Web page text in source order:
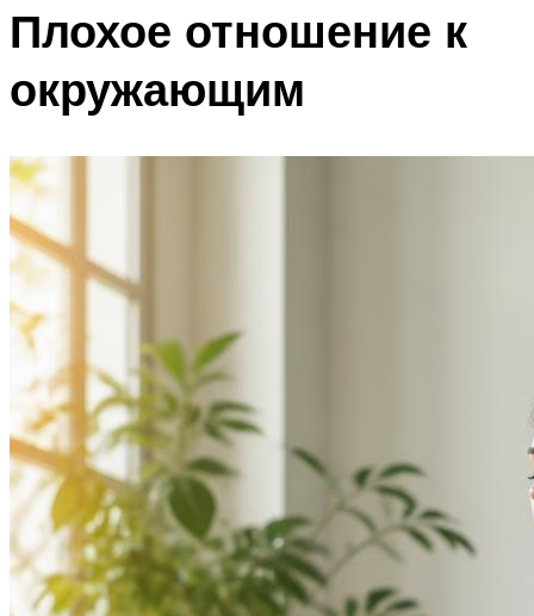
Плохое отношение к
окружающим